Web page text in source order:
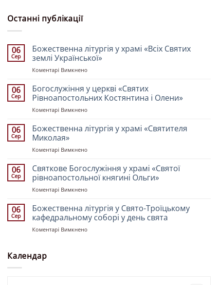
Останні публікації
06
Сер
Божественна літургія у храмі «Всіх Святих
землі Української»
Коментарі Вимкнено
літургія
у
храмі
землі
Української»
06
Сер
Богослужіння у церкві «Святих
Рівноапостольних Костянтина і Олени»
Коментарі Вимкнено
у
церкві
і
Олени»
06
Сер
Божественна літургія у храмі «Святителя
Миколая»
Коментарі Вимкнено
літургія
у
храмі
06
Сер
Святкове Богослужіння у храмі «Святої
рівноапостольної княгині Ольги»
Коментарі Вимкнено
Богослужіння
у
храмі
06
Сер
Божественна літургія у Свято-Троїцькому
кафедральному соборі у день свята
Коментарі Вимкнено
Календар